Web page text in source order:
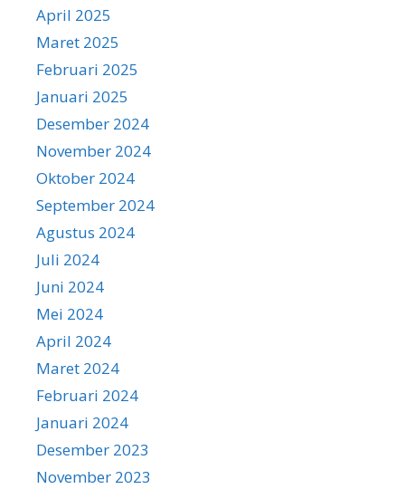
April 2025
Maret 2025
Februari 2025
Januari 2025
Desember 2024
November 2024
Oktober 2024
September 2024
Agustus 2024
Juli 2024
Juni 2024
Mei 2024
April 2024
Maret 2024
Februari 2024
Januari 2024
Desember 2023
November 2023